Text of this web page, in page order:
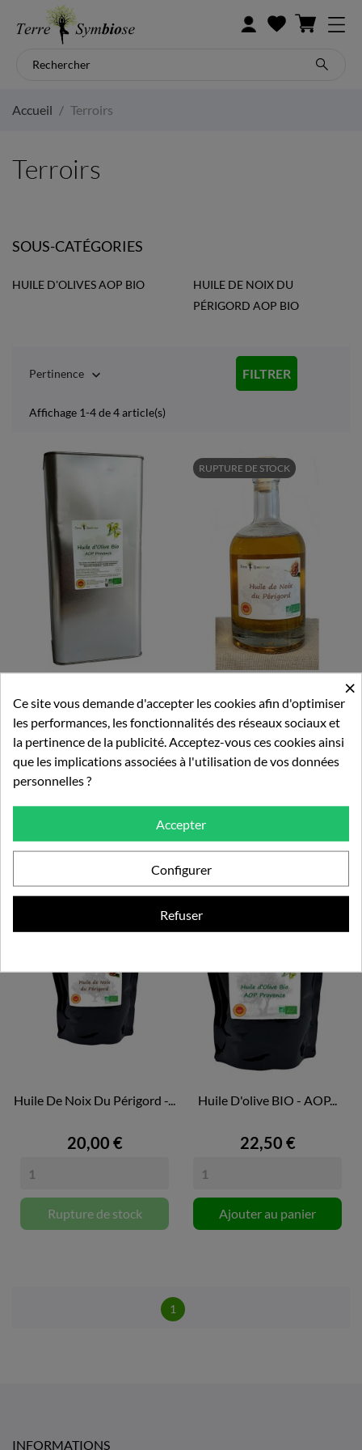
Accueil Terroirs
Terroirs
SOUS-CATÉGORIES
HUILE D'OLIVES AOP BIO
HUILE DE NOIX DU
PÉRIGORD AOP BIO
Pertinence  FILTRER
Affichage 1-4 de 4 article(s)
149,99 €
Ajouter au panier
Huile De Noix Du Périgord -...
15,00 €
Rupture de stock
RUPTURE DE STOCK
Huile De Noix Du Périgord -...
20,00 €
Rupture de stock
Huile D'olive BIO - AOP...
22,50 €
Ajouter au panier
1
INFORMATIONS
×
Ce site vous demande d'accepter les cookies afin d'optimiser
les performances, les fonctionnalités des réseaux sociaux et
la pertinence de la publicité. Acceptez-vous ces cookies ainsi
que les implications associées à l'utilisation de vos données
personnelles ?
Accepter
Configurer
Refuser